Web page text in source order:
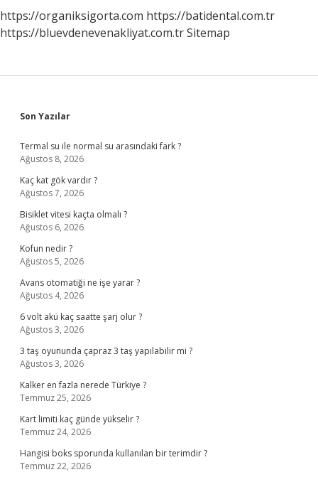
https://organiksigorta.com https://batidental.com.tr
https://bluevdenevenakliyat.com.trSitemap
Sidebar
Son Yazılar
Termal su ile normal su arasındaki fark ?
Ağustos 8, 2026
Kaç kat gök vardır ?
Ağustos 7, 2026
Bisiklet vitesi kaçta olmalı ?
Ağustos 6, 2026
Kofun nedir ?
Ağustos 5, 2026
Avans otomatiği ne işe yarar ?
Ağustos 4, 2026
6 volt akü kaç saatte şarj olur ?
Ağustos 3, 2026
3 taş oyununda çapraz 3 taş yapılabilir mi ?
Ağustos 3, 2026
Kalker en fazla nerede Türkiye ?
Temmuz 25, 2026
Kart limiti kaç günde yükselir ?
Temmuz 24, 2026
Hangisi boks sporunda kullanılan bir terimdir ?
Temmuz 22, 2026